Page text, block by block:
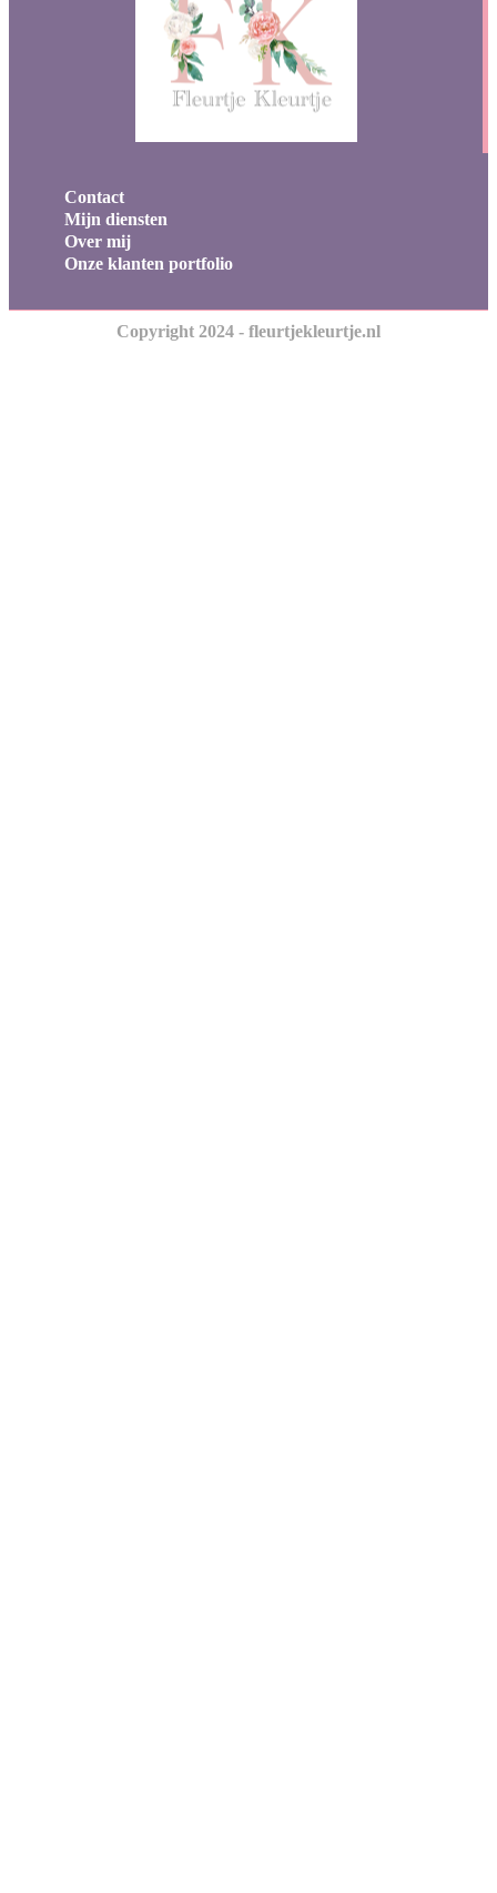
Contact
Mijn diensten
Over mij
Onze klanten portfolio
Copyright 2024 - fleurtjekleurtje.nl